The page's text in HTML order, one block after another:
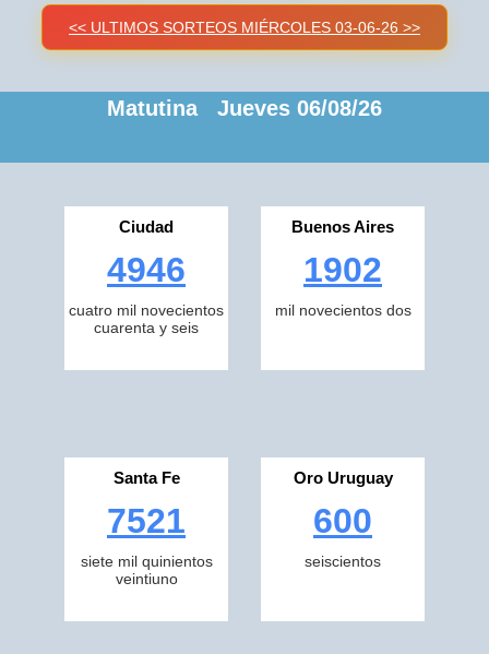
<< ULTIMOS SORTEOS MIÉRCOLES 03-06-26 >>
Matutina Jueves 06/08/26
Ciudad
4946
cuatro mil novecientos
cuarenta y seis
Buenos Aires
1902
mil novecientos dos
Santa Fe
7521
siete mil quinientos
veintiuno
Oro Uruguay
600
seiscientos